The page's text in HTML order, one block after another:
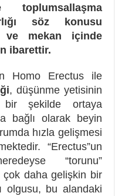
söz konusu
ve mekan içinde
ibarettir.
Homo Erectus ile
, düşünme yetisinin
bir şekilde ortaya
bağlı olarak beyin
hızla gelişmesi
“Erectus”un
“torunu”
çok daha gelişkin bir
olgusu, bu alandaki